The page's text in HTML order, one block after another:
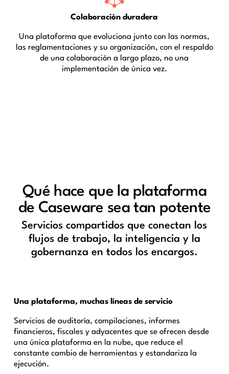
Colaboración duradera
Una plataforma que evoluciona junto con las normas,
las reglamentaciones y su organización, con el respaldo
de una colaboración a largo plazo, no una
implementación de única vez.
Qué hace que la plataforma
de Caseware sea tan potente
Servicios compartidos que conectan los
flujos de trabajo, la inteligencia y la
gobernanza en todos los encargos.
Una plataforma, muchas líneas de servicio
Servicios de auditoría, compilaciones, informes
financieros, fiscales y adyacentes que se ofrecen desde
una única plataforma en la nube, que reduce el
constante cambio de herramientas y estandariza la
ejecución.